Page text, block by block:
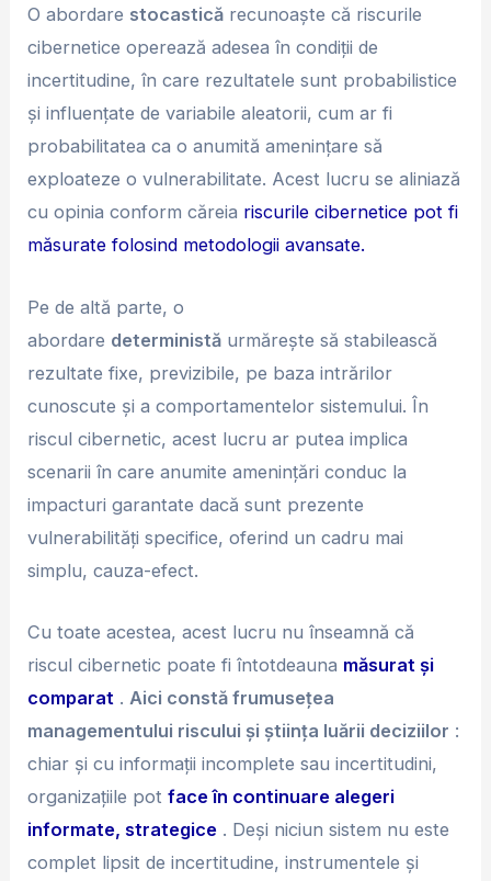
O abordare stocastică recunoaște că riscurile
cibernetice operează adesea în condiții de
incertitudine, în care rezultatele sunt probabilistice
și influențate de variabile aleatorii, cum ar fi
probabilitatea ca o anumită amenințare să
exploateze o vulnerabilitate. Acest lucru se aliniază
cu opinia conform căreia riscurile cibernetice pot fi
măsurate folosind metodologii avansate.
Pe de altă parte, o
abordare deterministă urmărește să stabilească
rezultate fixe, previzibile, pe baza intrărilor
cunoscute și a comportamentelor sistemului. În
riscul cibernetic, acest lucru ar putea implica
scenarii în care anumite amenințări conduc la
impacturi garantate dacă sunt prezente
vulnerabilități specifice, oferind un cadru mai
simplu, cauza-efect.
Cu toate acestea, acest lucru nu înseamnă că
riscul cibernetic poate fi întotdeauna măsurat și
comparat . Aici constă frumusețea
managementului riscului și știința luării deciziilor :
chiar și cu informații incomplete sau incertitudini,
organizațiile potface în continuare alegeri
informate, strategice . Deși niciun sistem nu este
complet lipsit de incertitudine, instrumentele și